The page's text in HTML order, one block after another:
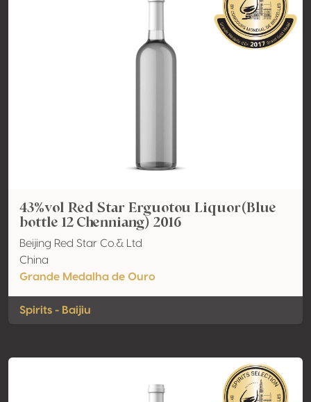
43%vol Red Star Erguotou Liquor(Blue
bottle 12 Chenniang) 2016
Beijing Red Star Co.& Ltd
China
Grande Medalha de Ouro
Spirits - Baijiu